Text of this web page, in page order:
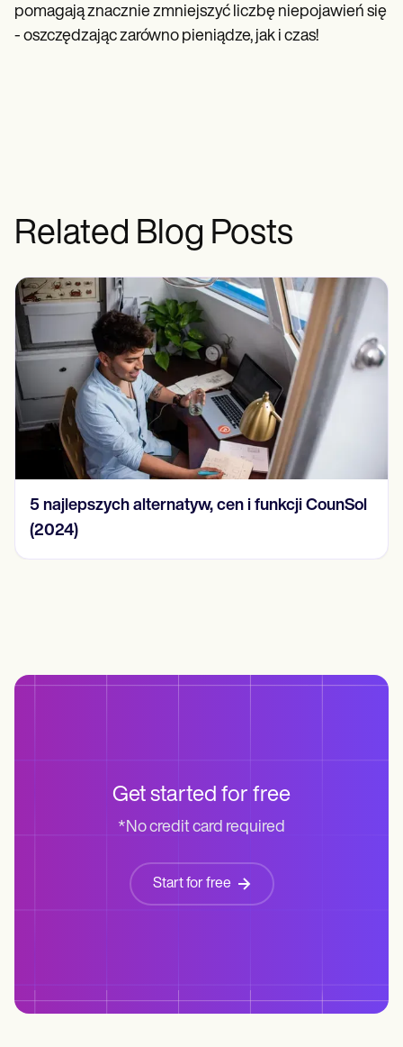
pomagają znacznie zmniejszyć liczbę niepojawień się
- oszczędzając zarówno pieniądze, jak i czas!
Related Blog Posts
15 przykładów notatek SOAP w 2024 r
Get started for free
*No credit card required
Start for free